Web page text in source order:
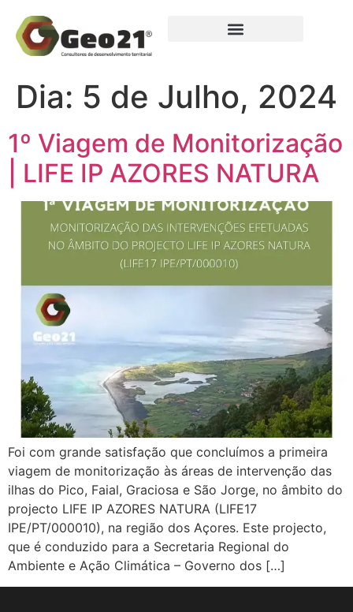
Dia: 5 de Julho, 2024
1º Viagem de Monitorização
| LIFE IP AZORES NATURA
Foi com grande satisfação que concluímos a primeira
viagem de monitorização às áreas de intervenção das
ilhas do Pico, Faial, Graciosa e São Jorge, no âmbito do
projecto LIFE IP AZORES NATURA (LIFE17
IPE/PT/000010), na região dos Açores. Este projecto,
que é conduzido para a Secretaria Regional do
Ambiente e Ação Climática – Governo dos […]